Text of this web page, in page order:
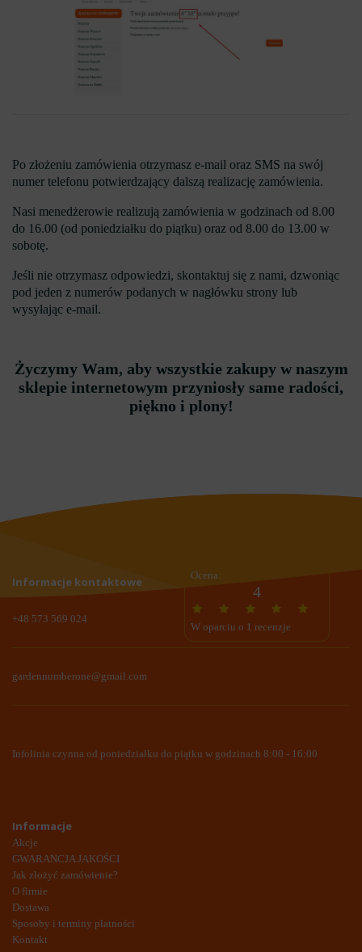
Po złożeniu zamówienia otrzymasz e-mail oraz SMS na swój
numer telefonu potwierdzający dalszą realizację zamówienia.
Nasi menedżerowie realizują zamówienia w godzinach od 8.00
do 16.00 (od poniedziałku do piątku) oraz od 8.00 do 13.00 w
sobotę.
Jeśli nie otrzymasz odpowiedzi, skontaktuj się z nami, dzwoniąc
pod jeden z numerów podanych w nagłówku strony lub
wysyłając e-mail.
Życzymy Wam, aby wszystkie zakupy w naszym
sklepie internetowym przyniosły same radości,
piękno i plony!
Informacje kontaktowe
+48 573 569 024
Ocena:
4
W oparciu o 1 recenzje
gardennumberone@gmail.com
Infolinia czynna od poniedziałku do piątku w godzinach 8:00 - 16:00
Informacje
Akcje
GWARANCJA JAKOŚCI
Jak złożyć zamówienie?
O firmie
Dostawa
Sposoby i terminy płatności
Kontakt